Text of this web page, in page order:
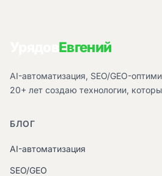
Евгений
AI-автоматизация, SEO/GEO-
20+ лет создаю технологии,
БЛОГ
AI-автоматизация
SEO/GEO